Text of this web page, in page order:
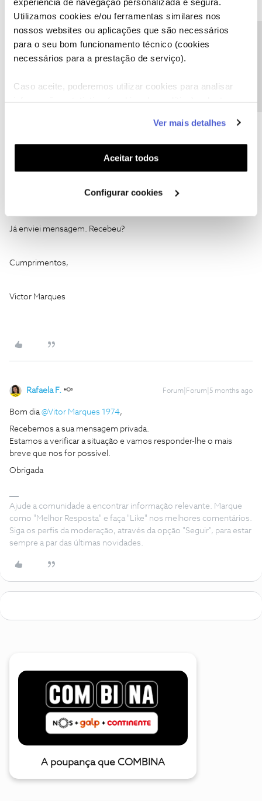
Utilizamos cookies e/ou ferramentas similares nos
nossos websites ou aplicações que são necessários
para o seu bom funcionamento técnico (cookies
necessários para a prestação de serviço).
Caso aceite, poderemos utilizar cookies para analisar
funcionalidades (cookies de personalização e
funcionalidade) e adaptar anúncios aos seus interesses
(cookies de publicidade personalizada). Pode gerir a
utilização dos cookies clicando em "Configurar
Ver mais detalhes
Aceitar todos
Configurar cookies
Obrigada
Ajude a comunidade a encontrar informação relevante. Marque
Siga os perfis da moderação, através da opção "Seguir", para estar
Vitor Marques 1974 AUTOR Forum|Forum|5 months ago
Já enviei mensagem. Recebeu?
Cumprimentos,
Victor Marques
Rafaela F. Forum|Forum|5 months ago
Bom dia ​@Vitor Marques 1974,
Recebemos a sua mensagem privada.
Estamos a verificar a situação e vamos responder-lhe o mais
breve que nos for possível.
Obrigada
Ajude a comunidade a encontrar informação relevante. Marque
como "Melhor Resposta" e faça "Like" nos melhores comentários.
Siga os perfis da moderação, através da opção "Seguir", para estar
sempre a par das últimas novidades.
A poupança que COMBINA